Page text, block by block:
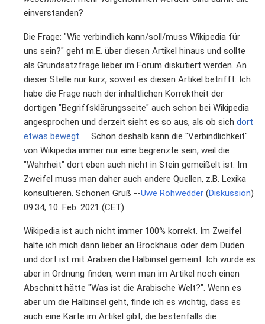
einverstanden?
Die Frage: "Wie verbindlich kann/soll/muss Wikipedia für
uns sein?" geht m.E. über diesen Artikel hinaus und sollte
als Grundsatzfrage lieber im Forum diskutiert werden. An
dieser Stelle nur kurz, soweit es diesen Artikel betrifft: Ich
habe die Frage nach der inhaltlichen Korrektheit der
dortigen "Begriffsklärungsseite" auch schon bei Wikipedia
angesprochen und derzeit sieht es so aus, als ob sich dort
etwas bewegt
. Schon deshalb kann die "Verbindlichkeit"
von Wikipedia immer nur eine begrenzte sein, weil die
"Wahrheit" dort eben auch nicht in Stein gemeißelt ist. Im
Zweifel muss man daher auch andere Quellen, z.B. Lexika
konsultieren. Schönen Gruß --Uwe Rohwedder (Diskussion)
09:34, 10. Feb. 2021 (CET)
Wikipedia ist auch nicht immer 100% korrekt. Im Zweifel
halte ich mich dann lieber an Brockhaus oder dem Duden
und dort ist mit Arabien die Halbinsel gemeint. Ich würde es
aber in Ordnung finden, wenn man im Artikel noch einen
Abschnitt hätte "Was ist die Arabische Welt?". Wenn es
aber um die Halbinsel geht, finde ich es wichtig, dass es
auch eine Karte im Artikel gibt, die bestenfalls die